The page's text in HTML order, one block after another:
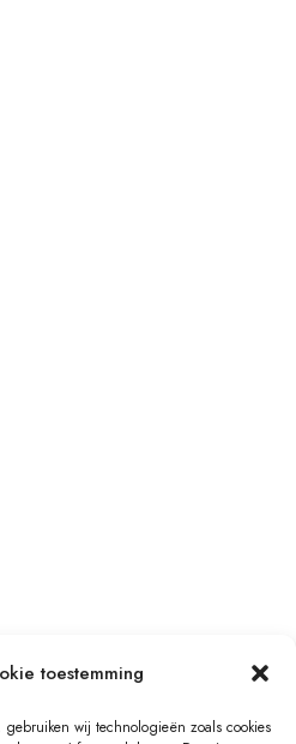
toestemming
wij technologieën zoals cookies